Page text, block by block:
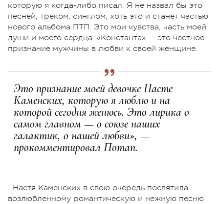
которую я когда-либо писал. Я не назвал бы это
песней, треком, синглом, хоть это и станет частью
нового альбома ПТП. Это мои чувства, часть моей
души и моего сердца. «Константа» — это честное
признание мужчины в любви к своей женщине.
Это признание моей девочке Насте
Каменских, которую я люблю и на
которой сегодня женюсь. Это лирика о
самом главном — о союзе наших
галактик, о нашей любви», —
прокомментировал Потап.
Настя Каменских в свою очередь посвятила
возлюбленному романтическую и нежную песню